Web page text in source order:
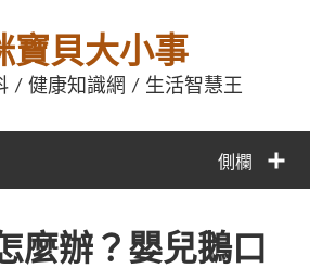
寶貝大小事
/ 健康知識網 / 生活智慧王
側欄
麼辦？嬰兒鵝口